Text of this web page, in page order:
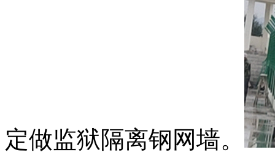
定做监狱隔离钢网墙。